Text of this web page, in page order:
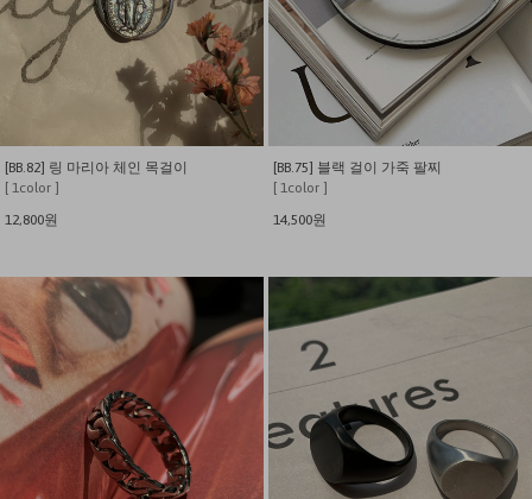
[BB.82] 링 마리아 체인 목걸이
[ 1color ]
12,800원
[BB.75] 블랙 걸이 가죽 팔찌
[ 1color ]
14,500원